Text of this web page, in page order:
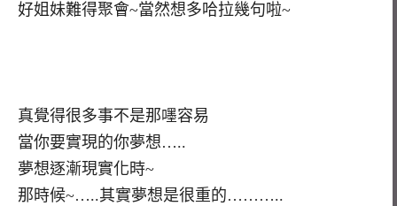
好姐妹難得聚會~當然想多哈拉幾句啦~
真覺得很多事不是那嚜容易
當你要實現的你夢想…..
夢想逐漸現實化時~
那時候~…..其實夢想是很重的………..